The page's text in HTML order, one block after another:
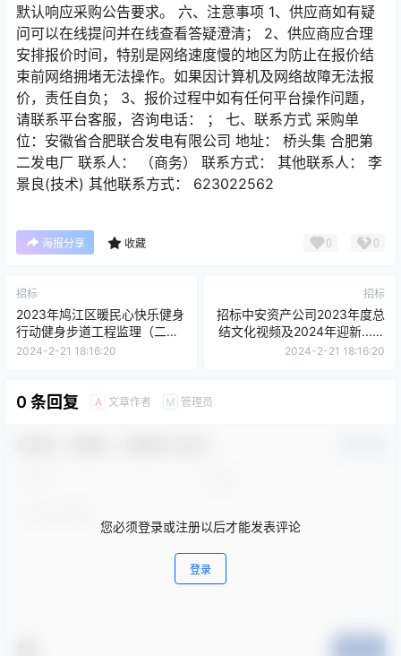
默认响应采购公告要求。 六、注意事项 1、供应商如有疑
问可以在线提问并在线查看答疑澄清； 2、供应商应合理
安排报价时间，特别是网络速度慢的地区为防止在报价结
束前网络拥堵无法操作。如果因计算机及网络故障无法报
价，责任自负； 3、报价过程中如有任何平台操作问题，
请联系平台客服，咨询电话： ； 七、联系方式 采购单
位：安徽省合肥联合发电有限公司 地址： 桥头集 合肥第
二发电厂 联系人： （商务） 联系方式： 其他联系人： 李
景良(技术) 其他联系方式： 623022562
海报分享 收藏 0 0
招标
2023年鸠江区暖民心快乐健身
行动健身步道工程监理（二次
挂网以此为准）询价公告
2024-2-21 18:16:20
招标
招标中安资产公司2023年度总
结文化视频及2024年迎新...比
选公告
2024-2-21 18:16:20
0 条回复 A 文章作者 M 管理员
您必须登录或注册以后才能发表评论
登录